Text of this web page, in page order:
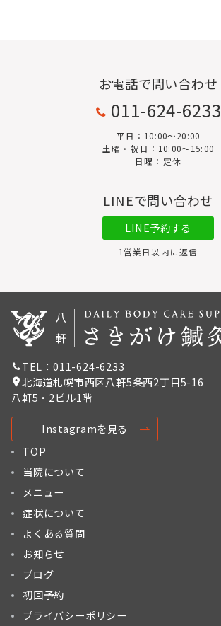
お電話で問い合わせ
011-624-6233
平日：10:00〜20:00
土曜・祝日：10:00～15:00
日曜：定休
LINEで問い合わせ
LINE予約する
1営業日以内に返信
TEL：011-624-6233
北海道札幌市西区八軒5条西2丁目5-16
八軒5・2ビル1階
Instagramを見る
TOP
当院について
メニュー
症状について
よくある質問
お知らせ
ブログ
初回予約
プライバシーポリシー